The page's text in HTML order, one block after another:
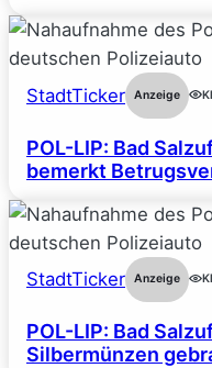
StadtTicker Anzeige
POL-LIP: Bad
bemerkt
StadtTicker Anzeige
POL-LIP: Bad
Silbermünzen